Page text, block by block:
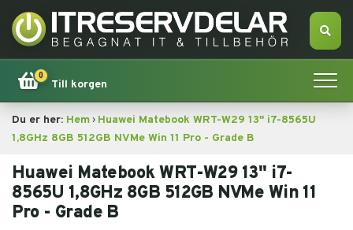
0
Till korgen
Apple
Tillbehör
Du er her: Hem› Huawei Matebook WRT-W29 13'' i7-8565U
1,8GHz 8GB 512GB NVMe Win 11 Pro - Grade B
Huawei Matebook WRT-W29 13'' i7-
8565U 1,8GHz 8GB 512GB NVMe Win 11
Pro - Grade B